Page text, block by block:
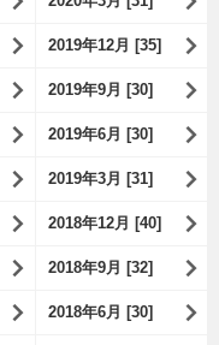
2019年12月 [35]
2019年9月 [30]
2019年6月 [30]
2019年3月 [31]
2018年12月 [40]
2018年9月 [32]
2018年6月 [30]